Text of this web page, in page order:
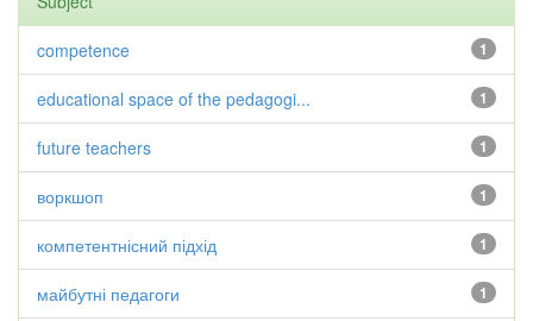
1
competence
1
educational space of the pedagogi...
1
future teachers
1
воркшоп
1
компетентнісний підхід
1
майбутні педагоги